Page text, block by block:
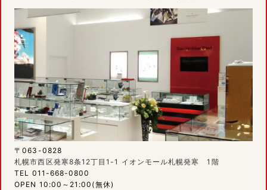
〒063-0828
札幌市西区発寒8条12丁目1-1 イオンモール札幌発寒 1階
TEL 011-668-0800
OPEN 10:00～21:00(無休)